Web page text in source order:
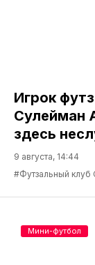
Игрок
Сулейман
здесь
9 августа, 14:44
#Футзальный клуб
Мини-футбол